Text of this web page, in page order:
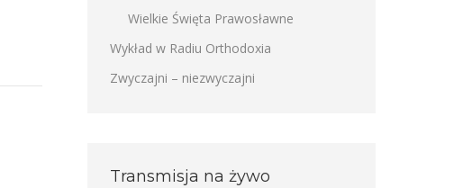
Wielkie Święta Prawosławne
Wykład w Radiu Orthodoxia
Zwyczajni – niezwyczajni
Transmisja na żywo